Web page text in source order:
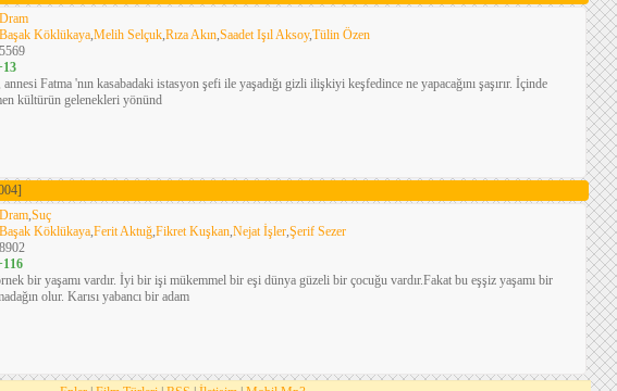
Dram
Başak Köklükaya,Melih Selçuk,Rıza Akın,Saadet Işıl Aksoy,Tülin Özen
Fatma 'nın kasabadaki istasyon şefi ile yaşadığı gizli ilişkiyi keşfedince ne yapacağını şaşırır. İçinde
kültürün gelenekleri yönünd
Dram,Suç
Başak Köklükaya,Ferit Aktuğ,Fikret Kuşkan,Nejat İşler,Şerif Sezer
bir yaşamı vardır. İyi bir işi mükemmel bir eşi dünya güzeli bir çocuğu vardır.Fakat bu eşşiz yaşamı bir
olur. Karısı yabancı bir adam